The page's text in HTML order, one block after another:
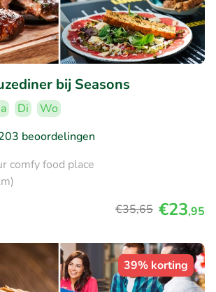
bij Seasons
Di
Wo
beoordelingen
comfy food place
€35,65 €23,95
39% korting